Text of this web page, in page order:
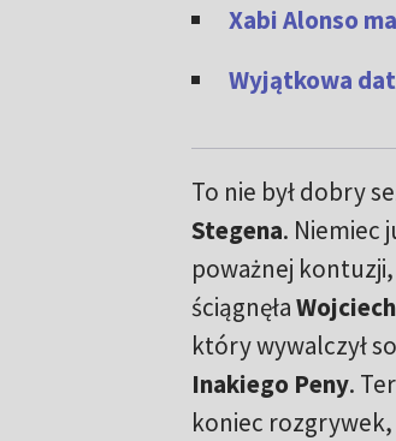
Xabi Alonso
Wyjątkowa
To nie był dobry
Stegena. Niemiec
poważnej
ściągnęła
który wywalczył
Inakiego Peny.
koniec rozgrywek,